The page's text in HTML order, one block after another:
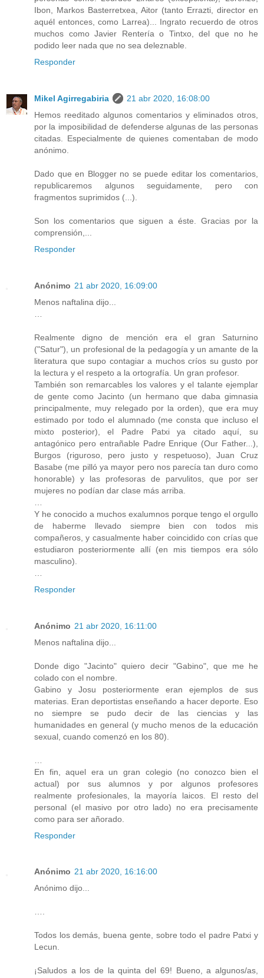
Ibon, Markos Basterretxea, Aitor (tanto Errazti, director en
aquél entonces, como Larrea)... Ingrato recuerdo de otros
muchos como Javier Rentería o Tintxo, del que no he
podido leer nada que no sea deleznable.
Responder
Mikel Agirregabiria
21 abr 2020, 16:08:00
Hemos reeditado algunos comentarios y eliminados otros,
por la imposibilidad de defenderse algunas de las personas
citadas. Especialmente de quienes comentaban de modo
anónimo.
Dado que en Blogger no se puede editar los comentarios,
republicaremos algunos seguidamente, pero con
fragmentos suprimidos (...).
Son los comentarios que siguen a éste. Gracias por la
comprensión,...
Responder
Anónimo 21 abr 2020, 16:09:00
Menos naftalina dijo...
Realmente digno de mención era el gran Saturnino
("Satur"), un profesional de la pedagogía y un amante de la
literatura que supo contagiar a muchos críos su gusto por
la lectura y el respeto a la ortografía. Un gran profesor.
También son remarcables los valores y el talante ejemplar
de gente como Jacinto (un hermano que daba gimnasia
principalmente, muy relegado por la orden), que era muy
estimado por todo el alumnado (me consta que incluso el
mixto posterior), el Padre Patxi ya citado aquí, su
antagónico pero entrañable Padre Enrique (Our Father...),
Burgos (riguroso, pero justo y respetuoso), Juan Cruz
Basabe (me pilló ya mayor pero nos parecía tan duro como
honorable) y las profesoras de parvulitos, que por ser
mujeres no podían dar clase más arriba.
Y he conocido a muchos exalumnos porque tengo el orgullo
de haberme llevado siempre bien con todos mis
compañeros, y casualmente haber coincidido con crías que
estudiaron posteriormente allí (en mis tiempos era sólo
masculino).
Responder
Anónimo 21 abr 2020, 16:11:00
Menos naftalina dijo...
Donde digo "Jacinto" quiero decir "Gabino", que me he
colado con el nombre.
Gabino y Josu posteriormente eran ejemplos de sus
materias. Eran deportistas enseñando a hacer deporte. Eso
no siempre se pudo decir de las ciencias y las
humanidades en general (y mucho menos de la educación
sexual, cuando comenzó en los 80).
En fin, aquel era un gran colegio (no conozco bien el
actual) por sus alumnos y por algunos profesores
realmente profesionales, la mayoría laicos. El resto del
personal (el masivo por otro lado) no era precisamente
como para ser añorado.
Responder
Anónimo 21 abr 2020, 16:16:00
Anónimo dijo...
….
Todos los demás, buena gente, sobre todo el padre Patxi y
Lecun.
¡Saludos a los de la quinta del 69! Bueno, a algunos/as,